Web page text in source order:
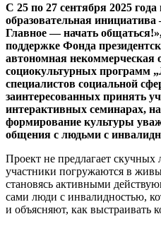
С 25 по 27 сентября 2025
образовательная
Главное — начать
поддержке Фонда
автономная некоммерческая
социокультурных
специалистов социальной
заинтересованных принять
интерактивных семинарах,
формирование культуры
общения с людьми с
Проект не предлагает
участники погружаются в
становясь активными
сами люди с инвалидностью,
и объясняют, как выстраивать